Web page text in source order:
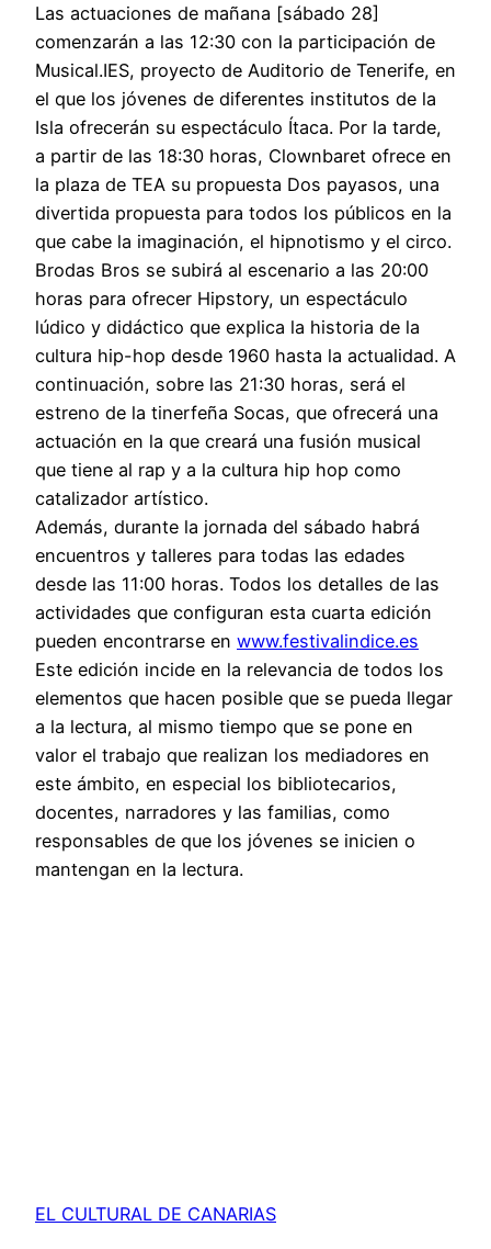
Las actuaciones de mañana [sábado 28]
comenzarán a las 12:30 con la participación de
Musical.IES, proyecto de Auditorio de Tenerife, en
el que los jóvenes de diferentes institutos de la
Isla ofrecerán su espectáculo Ítaca. Por la tarde,
a partir de las 18:30 horas, Clownbaret ofrece en
la plaza de TEA su propuesta Dos payasos, una
divertida propuesta para todos los públicos en la
que cabe la imaginación, el hipnotismo y el circo.
Brodas Bros se subirá al escenario a las 20:00
horas para ofrecer Hipstory, un espectáculo
lúdico y didáctico que explica la historia de la
cultura hip-hop desde 1960 hasta la actualidad. A
continuación, sobre las 21:30 horas, será el
estreno de la tinerfeña Socas, que ofrecerá una
actuación en la que creará una fusión musical
que tiene al rap y a la cultura hip hop como
catalizador artístico.
Además, durante la jornada del sábado habrá
encuentros y talleres para todas las edades
desde las 11:00 horas. Todos los detalles de las
actividades que configuran esta cuarta edición
pueden encontrarse en www.festivalindice.es
Este edición incide en la relevancia de todos los
elementos que hacen posible que se pueda llegar
a la lectura, al mismo tiempo que se pone en
valor el trabajo que realizan los mediadores en
este ámbito, en especial los bibliotecarios,
docentes, narradores y las familias, como
responsables de que los jóvenes se inicien o
mantengan en la lectura.
EL CULTURAL DE CANARIAS